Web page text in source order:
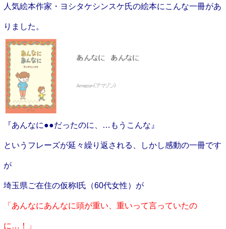
人気絵本作家・ヨシタケシンスケ氏の絵本にこんな一冊があ
りました。
『あんなに●●だったのに、…もうこんな』
というフレーズが延々繰り返される、しかし感動の一冊です
が
埼玉県ご在住の仮称I氏（60代女性）が
「あんなにあんなに頭が重い、重いって言っていたの
に…！」